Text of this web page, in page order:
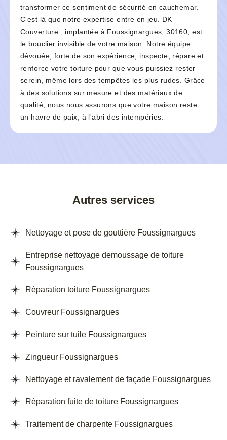
transformer ce sentiment de sécurité en cauchemar.
C'est là que notre expertise entre en jeu. DK
Couverture , implantée à Foussignargues, 30160, est
le bouclier invisible de votre maison. Notre équipe
dévouée, forte de son expérience, inspecte, répare et
renforce votre toiture pour que vous puissiez rester
serein, même lors des tempêtes les plus rudes. Grâce
à des solutions sur mesure et des matériaux de
qualité, nous nous assurons que votre maison reste
un havre de paix, à l'abri des intempéries.
Autres services
Nettoyage et pose de gouttière Foussignargues
Entreprise nettoyage demoussage de toiture
Foussignargues
Réparation toiture Foussignargues
Couvreur Foussignargues
Peinture sur tuile Foussignargues
Zingueur Foussignargues
Nettoyage et ravalement de façade Foussignargues
Réparation fuite de toiture Foussignargues
Traitement de charpente Foussignargues